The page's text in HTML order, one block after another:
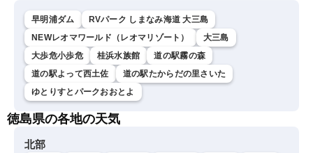
早明浦ダム
RVパーク しまなみ海道 大三島
NEWレオマワールド（レオマリゾート）
大三島
大歩危小歩危
桂浜水族館
道の駅霧の森
道の駅よって西土佐
道の駅たからだの里さいた
ゆとりすとパークおおとよ
徳島県の各地の天気
北部